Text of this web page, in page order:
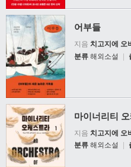
어부들
지음 치고지에 오
분류 해외소설
마이너리티
지음 치고지에 오
분류 해외소설